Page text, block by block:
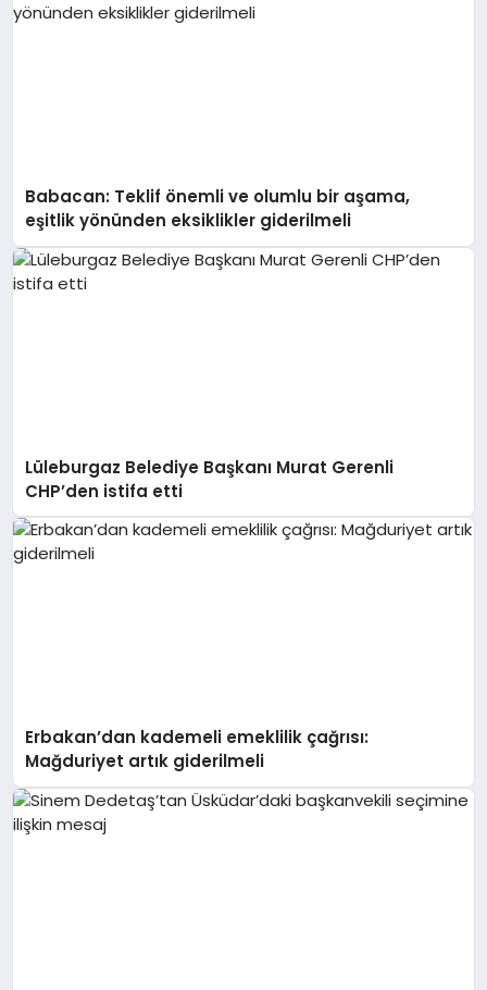
Babacan: Teklif önemli ve olumlu bir aşama,
eşitlik yönünden eksiklikler giderilmeli
Lüleburgaz Belediye Başkanı Murat Gerenli
CHP’den istifa etti
Erbakan’dan kademeli emeklilik çağrısı:
Mağduriyet artık giderilmeli